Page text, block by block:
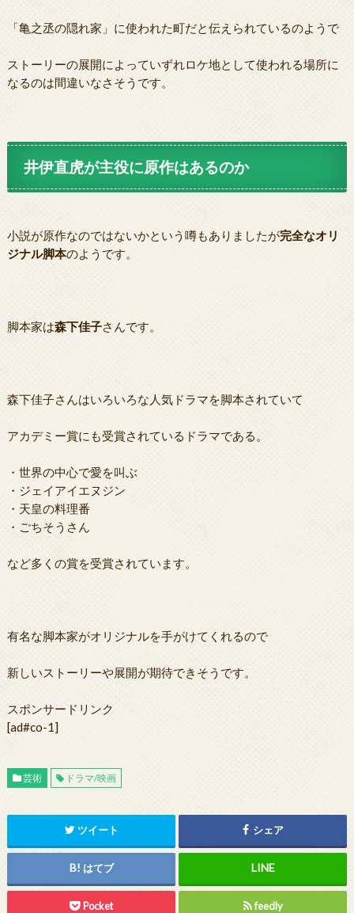
「亀之丞の隠れ家」に使われた町だと伝えられているのようで
ストーリーの展開によっていずれロケ地として使われる場所に
なるのは間違いなさそうです。
井伊直虎が主役に原作はあるのか
小説が原作なのではないかという噂もありましたが完全なオリ
ジナル脚本のようです。
脚本家は森下佳子さんです。
森下佳子さんはいろいろな人気ドラマを脚本されていて
アカデミー賞にも受賞されているドラマである。
・世界の中心で愛を叫ぶ
・ジェイアイエヌジン
・天皇の料理番
・ごちそうさん
など多くの賞を受賞されています。
有名な脚本家がオリジナルを手がけてくれるので
新しいストーリーや展開が期待できそうです。
スポンサードリンク
[ad#co-1]
芸術 ドラマ/映画
ツイート シェア
はてブ
Pocket feedly